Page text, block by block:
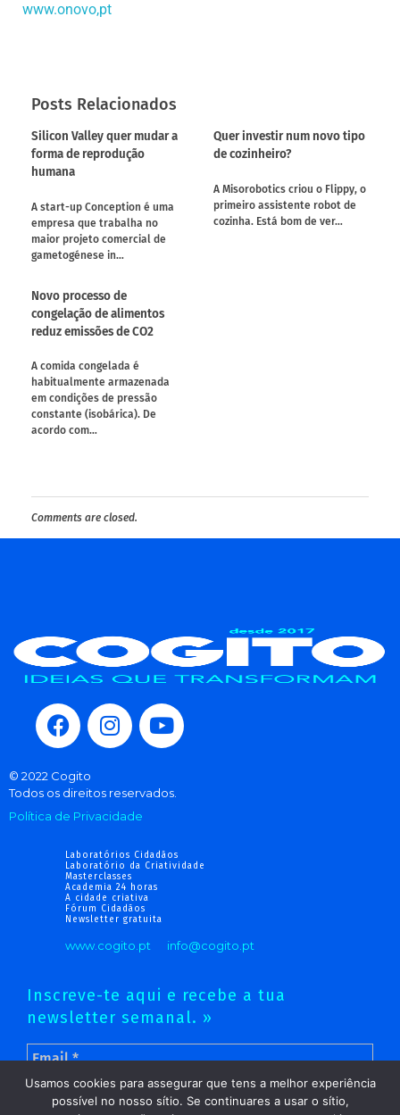
www.onovo,pt
Posts Relacionados
Silicon Valley quer mudar a
forma de reprodução
humana
A start-up Conception é uma
empresa que trabalha no
maior projeto comercial de
gametogénese in…
Quer investir num novo tipo
de cozinheiro?
A Misorobotics criou o Flippy, o
primeiro assistente robot de
cozinha. Está bom de ver…
Novo processo de
congelação de alimentos
reduz emissões de CO2
A comida congelada é
habitualmente armazenada
em condições de pressão
constante (isobárica). De
acordo com…
Comments are closed.
© 2022 Cogito
Todos os direitos reservados.
Política de Privacidade
Laboratórios Cidadãos
Laboratório da Criatividade
Masterclasses
Academia 24 horas
A cidade criativa
Fórum Cidadãos
Newsletter gratuita
www.cogito.pt info@cogito.pt
Inscreve-te aqui e recebe a tua
newsletter semanal. »
Usamos cookies para assegurar que tens a melhor experiência
possível no nosso sítio. Se continuares a usar o sítio,